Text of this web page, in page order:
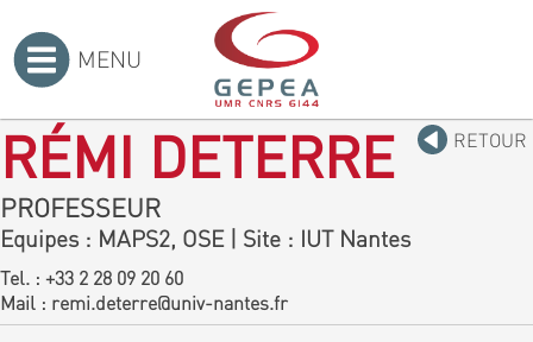
MENU
RETOUR
RÉMI DETERRE
PROFESSEUR
Equipes : MAPS2, OSE| Site : IUT Nantes
Tel. : +33 2 28 09 20 60
Mail : remi.deterre@univ-nantes.fr